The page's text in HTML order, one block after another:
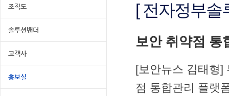
조직도
솔루션밴더
고객사
홍보실
[ 전자정부
보안 취약점 통
[보안뉴스 김태형]
점 통합관리 플랫